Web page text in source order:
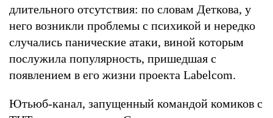
длительного отсутствия: по словам Деткова, у
него возникли проблемы с психикой и нередко
случались панические атаки, виной которым
послужила популярность, пришедшая с
появлением в его жизни проекта Labelcom.
Ютьюб-канал, запущенный командой комиков с